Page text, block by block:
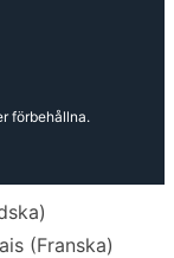
förbehållna.
)
(Franska)